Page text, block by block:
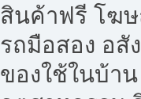
สินค้าฟรี โฆ
รถมือสอง อสั
ของใช้ในบ้า